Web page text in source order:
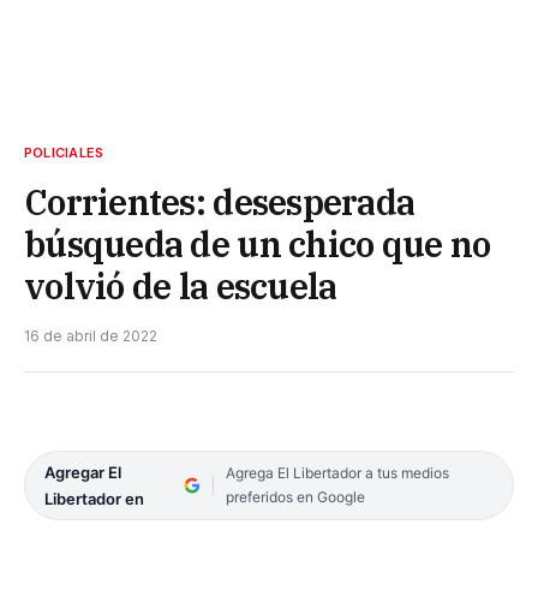
POLICIALES
Corrientes: desesperada
búsqueda de un chico que no
volvió de la escuela
16 de abril de 2022
Agregar El
Libertador en
Agrega El Libertador a tus medios
preferidos en Google